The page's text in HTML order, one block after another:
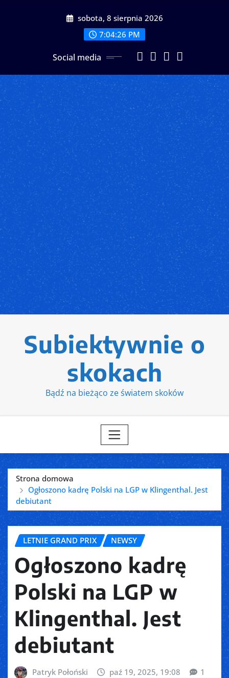
sobota, 8 sierpnia 2026
7:04:28 PM
Social media
Subiektywnie o
skokach
Bądź na bieżąco ze światem skoków
Strona domowa
Ogłoszono kadrę Polski na LGP w Klingenthal. Jest
debiutant
LETNIE GRAND PRIX NEWSY
Ogłoszono kadrę
Polski na LGP w
Klingenthal. Jest
debiutant
Patryk Połoński paź 19, 2025, 19:08 1